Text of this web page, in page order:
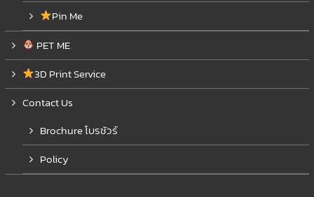
Pin Me
PET ME
3D Print Service
Contact Us
Brochure โบรชัวร์
Policy